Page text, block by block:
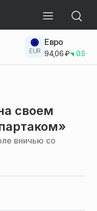
EUR
Евро
94,06₽ 0.93
своем
вничью со